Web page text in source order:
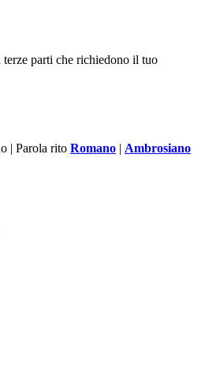
parti che richiedono il tuo
| Parola rito Romano | Ambrosiano